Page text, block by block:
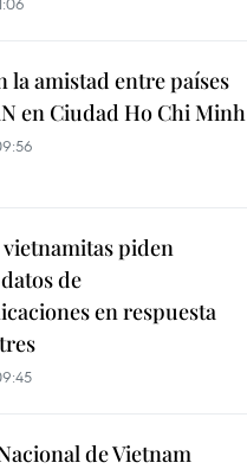
la amistad entre países
en Ciudad Ho Chi Minh
piden
de
en respuesta
de Vietnam